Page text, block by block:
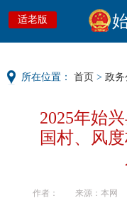
适老版
所在位置： 首页 > 政务
2025年始
国村、风
作者：
来源：本网